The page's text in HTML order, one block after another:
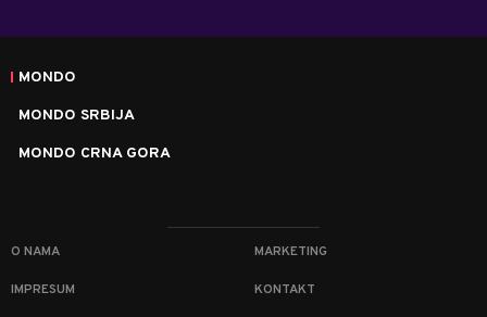
MONDO
MONDO SRBIJA
MONDO CRNA GORA
O NAMA MARKETING
IMPRESUM KONTAKT